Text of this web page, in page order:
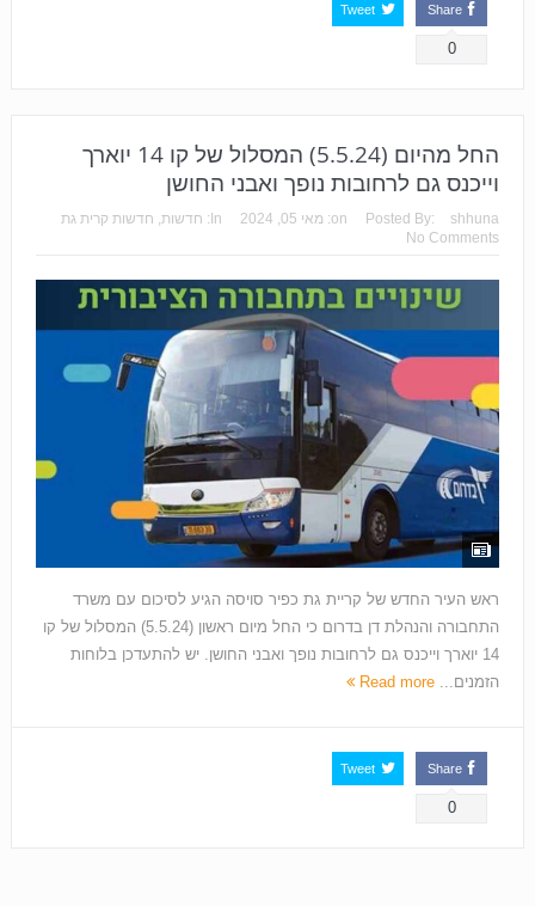
Share
0
Tweet
החל מהיום (5.5.24) המסלול של קו 14 יוארך
וייכנס גם לרחובות נופך ואבני החושן
Posted By: shhuna
on: מאי 05, 2024 In: חדשות, חדשות קרית גת
No Comments
ראש העיר החדש של קריית גת כפיר סויסה הגיע לסיכום עם משרד
התחבורה והנהלת דן בדרום כי החל מיום ראשון (5.5.24) המסלול של קו
14 יוארך וייכנס גם לרחובות נופך ואבני החושן. יש להתעדכן בלוחות
הזמנים... Read more
Share
0
Tweet